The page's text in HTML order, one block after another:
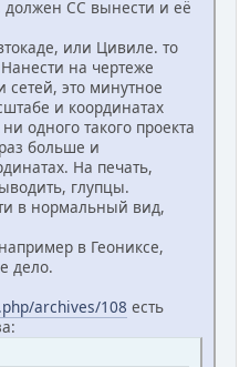
должен СС вынести и её
или Цивиле. то
на чертеже
это минутное
и координатах
одного такого проекта
больше и
На печать,
глупцы.
в нормальный вид,
в Геониксе,
дело.
archives/108 есть